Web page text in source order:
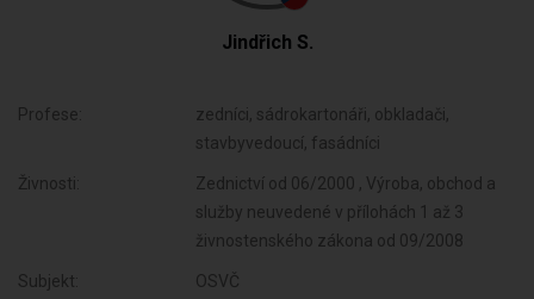
Jindřich S.
Profese:
zedníci, sádrokartonáři, obkladači,
stavbyvedoucí, fasádníci
Živnosti:
Zednictví od 06/2000 , Výroba, obchod a
služby neuvedené v přílohách 1 až 3
živnostenského zákona od 09/2008
Subjekt: OSVČ